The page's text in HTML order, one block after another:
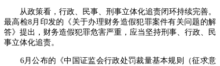
从政策看，行政、民事、刑事立体化追责闭环持续完善。
最高检8月印发的《关于办理财务造假犯罪案件有关问题的解
答》提出，财务造假犯罪危害严重，应当坚持刑事、行政、民
事立体化追责。
6月公布的《中国证监会行政处罚裁量基本规则（征求意